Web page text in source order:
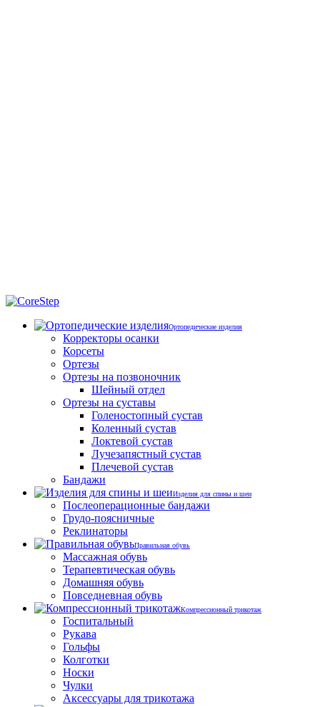
Ортопедические изделия
Корректоры осанки
Корсеты
Ортезы
Ортезы на позвоночник
Шейный отдел
Ортезы на суставы
Голеностопный сустав
Коленный сустав
Локтевой сустав
Лучезапястный сустав
Плечевой сустав
Бандажи
Изделия для спины и шеи
Послеоперационные бандажи
Грудо-поясничные
Реклинаторы
Правильная обувь
Массажная обувь
Терапевтическая обувь
Домашняя обувь
Повседневная обувь
Компрессионный трикотаж
Госпитальный
Рукава
Гольфы
Колготки
Носки
Чулки
Аксессуары для трикотажа